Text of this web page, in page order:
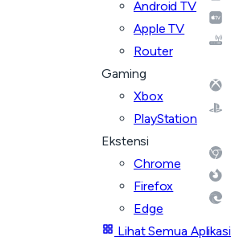
Android TV
Apple TV
Router
Gaming
Xbox
PlayStation
Ekstensi
Chrome
Firefox
Edge
Lihat Semua Aplikasi